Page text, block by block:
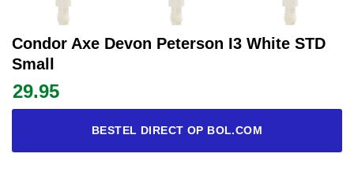
Condor Axe Devon Peterson I3 White STD
Small
29.95
BESTEL DIRECT OP BOL.COM